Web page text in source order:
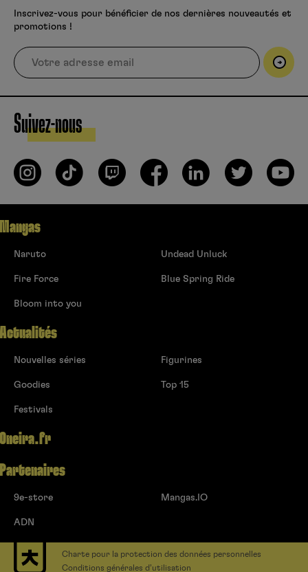
Inscrivez-vous pour bénéficier de nos dernières nouveautés et
promotions !
Suivez-nous
Mangas
Naruto
Fire Force
Bloom into you
Undead Unluck
Blue Spring Ride
Actualités
Nouvelles séries
Goodies
Festivals
Figurines
Top 15
Oneira.fr
Partenaires
9e-store
ADN
Mangas.IO
Charte pour la protection des données personnelles
Conditions générales d’utilisation